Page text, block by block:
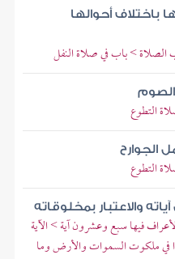
باختلاف أحوالها
الصلاة > باب في صلاة النفل
التطوع
الجوارح
التطوع
والاعتبار بمخلوقاته
فيها سبع وعشرون آية > الآية
في ملكوت السموات والأرض وما